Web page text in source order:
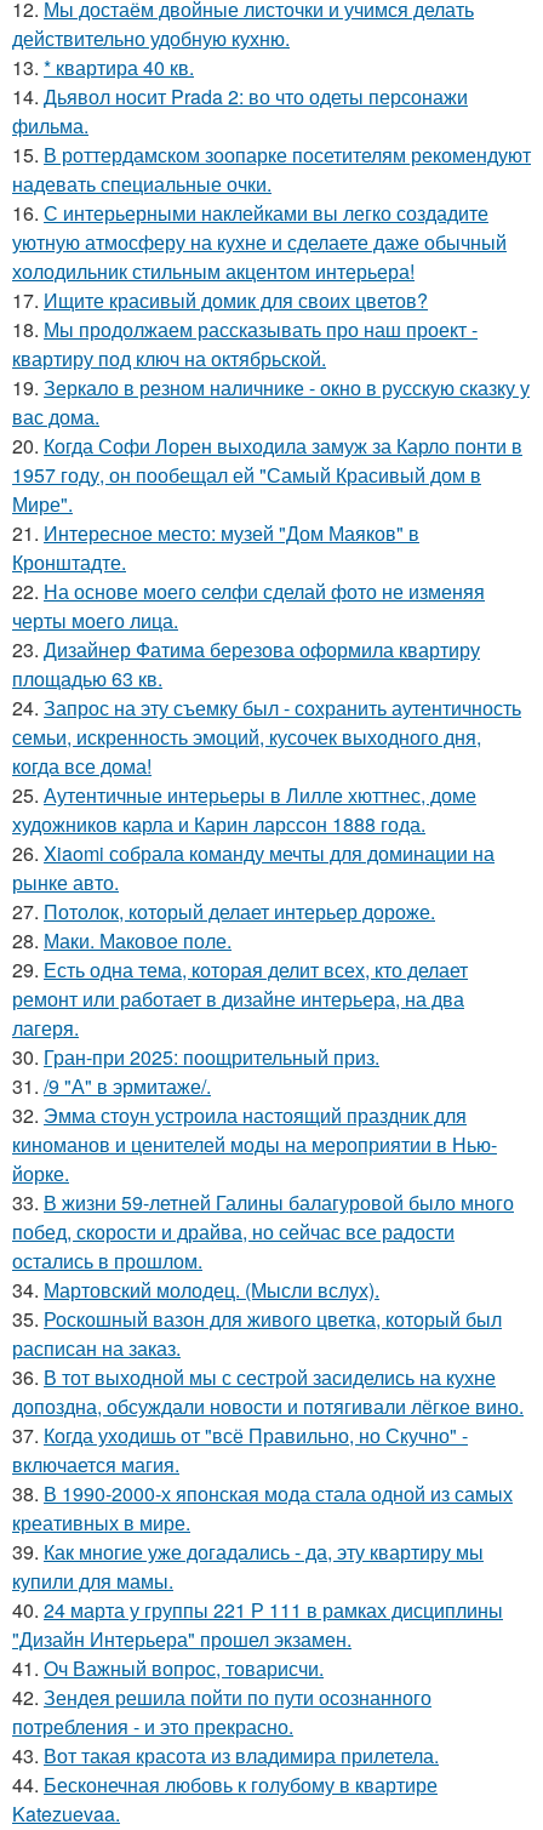
12. Мы достаём двойные листочки и учимся делать
действительно удобную кухню.
13. * квартира 40 кв.
14. Дьявол носит Prada 2: во что одеты персонажи
фильма.
15. В роттердамском зоопарке посетителям рекомендуют
надевать специальные очки.
16. С интерьерными наклейками вы легко создадите
уютную атмосферу на кухне и сделаете даже обычный
холодильник стильным акцентом интерьера!
17. Ищите красивый домик для своих цветов?
18. Мы продолжаем рассказывать про наш проект -
квартиру под ключ на октябрьской.
19. Зеркало в резном наличнике - окно в русскую сказку у
вас дома.
20. Когда Софи Лорен выходила замуж за Карло понти в
1957 году, он пообещал ей "Самый Красивый дом в
Мире".
21. Интересное место: музей "Дом Маяков" в
Кронштадте.
22. На основе моего селфи сделай фото не изменяя
черты моего лица.
23. Дизайнер Фатима березова оформила квартиру
площадью 63 кв.
24. Запрос на эту съемку был - сохранить аутентичность
семьи, искренность эмоций, кусочек выходного дня,
когда все дома!
25. Аутентичные интерьеры в Лилле хюттнес, доме
художников карла и Карин ларссон 1888 года.
26. Xiaomi собрала команду мечты для доминации на
рынке авто.
27. Потолок, который делает интерьер дороже.
28. Маки. Маковое поле.
29. Есть одна тема, которая делит всех, кто делает
ремонт или работает в дизайне интерьера, на два
лагеря.
30. Гран-при 2025: поощрительный приз.
31. /9 "А" в эрмитаже/.
32. Эмма стоун устроила настоящий праздник для
киноманов и ценителей моды на мероприятии в Нью-
йорке.
33. В жизни 59-летней Галины балагуровой было много
побед, скорости и драйва, но сейчас все радости
остались в прошлом.
34. Мартовский молодец. (Мысли вслух).
35. Роскошный вазон для живого цветка, который был
расписан на заказ.
36. В тот выходной мы с сестрой засиделись на кухне
допоздна, обсуждали новости и потягивали лёгкое вино.
37. Когда уходишь от "всё Правильно, но Скучно" -
включается магия.
38. В 1990-2000-х японская мода стала одной из самых
креативных в мире.
39. Как многие уже догадались - да, эту квартиру мы
купили для мамы.
40. 24 марта у группы 221 Р 111 в рамках дисциплины
"Дизайн Интерьера" прошел экзамен.
41. Оч Важный вопрос, товарисчи.
42. Зендея решила пойти по пути осознанного
потребления - и это прекрасно.
43. Вот такая красота из владимира прилетела.
44. Бесконечная любовь к голубому в квартире
Katezuevaa.